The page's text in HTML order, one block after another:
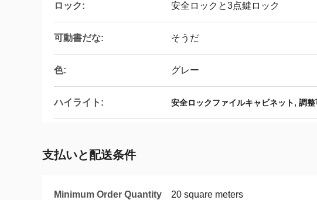
ロック: 安全ロックと3点鍵ロック
可動書だな: そうだ
色: グレー
ハイライト: 安全ロックファイルキャビネット, 調整
支払いと配送条件
Minimum Order Quantity 20 square meters